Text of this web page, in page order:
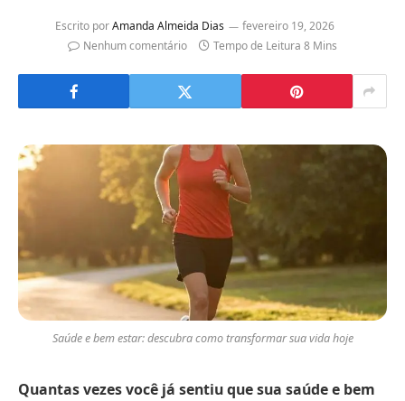
Escrito por Amanda Almeida Dias
fevereiro 19, 2026
Nenhum comentário
Tempo de Leitura 8 Mins
Saúde e bem estar: descubra como transformar sua vida hoje
Quantas vezes você já sentiu que sua saúde e bem